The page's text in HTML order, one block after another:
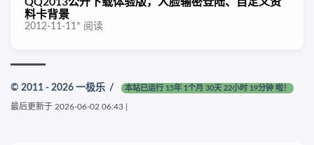
料卡背景
2012-11-11* 阅读
© 2011 - 2026 一极乐 / 本站已运行 15年 1个月 30天 22小时 19分钟 啦！
最后更新于 2026-06-02 06:43